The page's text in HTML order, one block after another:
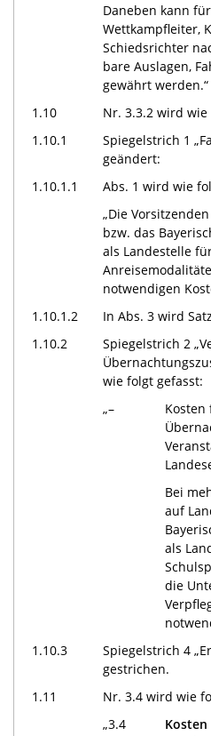
Daneben kann
Wettkampfleiter,
Schiedsrichter
bare Auslagen,
gewährt werden.“
1.10
Nr. 3.3.2 wird
1.10.1
Spiegelstrich 1
geändert:
1.10.1.1
Abs. 1 wird wie
„Die
bzw. das
als Landestelle
notwendigen
1.10.1.2
In Abs. 3 wird
1.10.2
Spiegelstrich 2
wie folgt gefasst:
„–
Bei
auf
als
die
1.10.3
Spiegelstrich 4
gestrichen.
1.11
Nr. 3.4 wird wie
„3.4